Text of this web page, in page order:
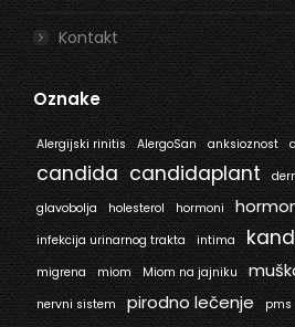
Kontakt
Oznake
Alergijski rinitis AlergoSan anksioznost
candida candidaplant
glavobolja
holesterol hormoni
infekcija urinarnog trakta intima
migrena
miom Miom na jajniku
nervni sistem pirodno lečenje pms